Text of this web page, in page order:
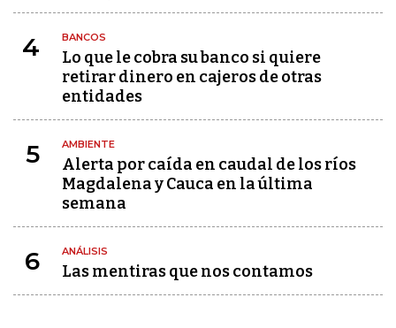
4 BANCOS
Lo que le cobra su banco si quiere
retirar dinero en cajeros de otras
entidades
5 AMBIENTE
Alerta por caída en caudal de los ríos
Magdalena y Cauca en la última
semana
6 ANÁLISIS
Las mentiras que nos contamos